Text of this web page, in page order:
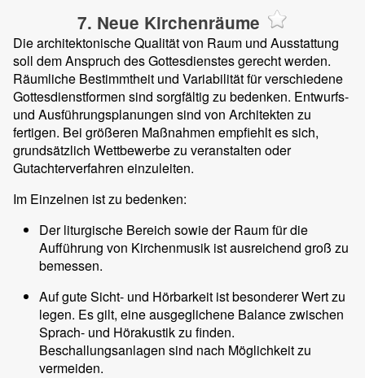
7. Neue Kirchenräume
Die architektonische Qualität von Raum und Ausstattung
soll dem Anspruch des Gottesdienstes gerecht werden.
Räumliche Bestimmtheit und Variabilität für verschiedene
Gottesdienstformen sind sorgfältig zu bedenken. Entwurfs-
und Ausführungsplanungen sind von Architekten zu
fertigen. Bei größeren Maßnahmen empfiehlt es sich,
grundsätzlich Wettbewerbe zu veranstalten oder
Gutachterverfahren einzuleiten.
Im Einzelnen ist zu bedenken:
Der liturgische Bereich sowie der Raum für die
Aufführung von Kirchenmusik ist ausreichend groß zu
bemessen.
Auf gute Sicht- und Hörbarkeit ist besonderer Wert zu
legen. Es gilt, eine ausgeglichene Balance zwischen
Sprach- und Hörakustik zu finden.
Beschallungsanlagen sind nach Möglichkeit zu
vermeiden.